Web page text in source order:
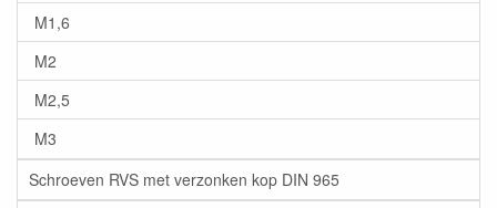
M1,6
M2
M2,5
M3
Schroeven RVS met verzonken kop DIN 965